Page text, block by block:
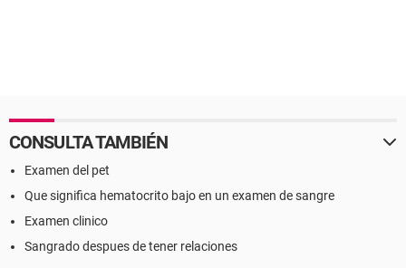
CONSULTA TAMBIÉN
Examen del pet
Que significa hematocrito bajo en un examen de sangre
Examen clinico
Sangrado despues de tener relaciones